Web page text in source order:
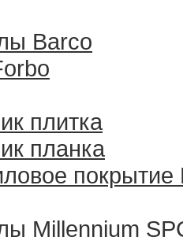
Barco
плитка
планка
покрытие
Millennium